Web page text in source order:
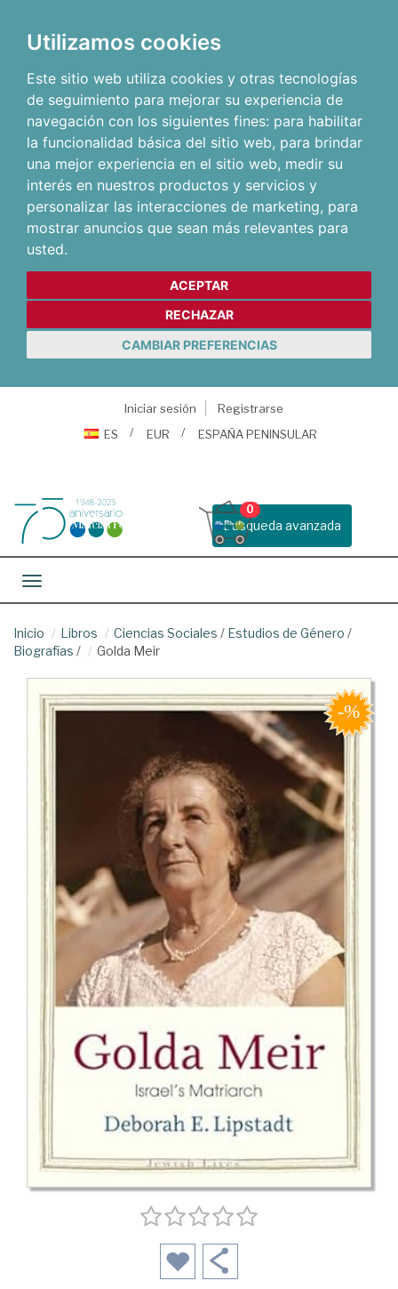
Utilizamos cookies
Este sitio web utiliza cookies y otras tecnologías
de seguimiento para mejorar su experiencia de
navegación con los siguientes fines: para habilitar
la funcionalidad básica del sitio web, para brindar
una mejor experiencia en el sitio web, medir su
interés en nuestros productos y servicios y
personalizar las interacciones de marketing, para
mostrar anuncios que sean más relevantes para
usted.
ACEPTAR
RECHAZAR
CAMBIAR PREFERENCIAS
Iniciar sesión
Registrarse
ES
EUR ESPAÑA PENINSULAR
Busqueda avanzada
0
Toggle navigation
Inicio Libros Ciencias Sociales / Estudios de Género /
Biografías / Golda Meir